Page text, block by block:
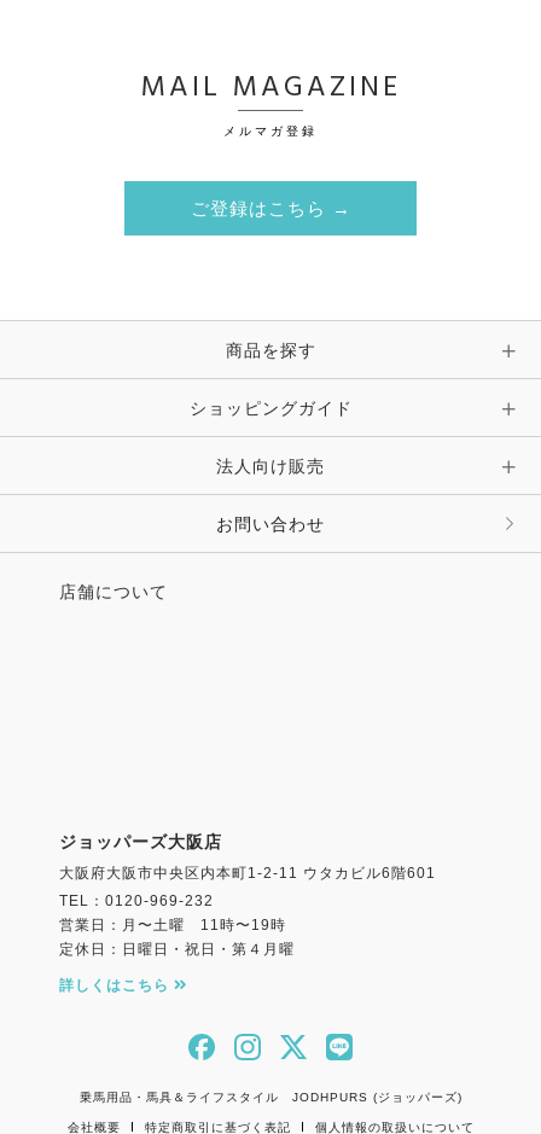
MAIL MAGAZINE
メルマガ登録
ご登録はこちら →
商品を探す
ショッピングガイド
法人向け販売
お問い合わせ
店舗について
ジョッパーズ大阪店
大阪府大阪市中央区内本町1-2-11 ウタカビル6階601
TEL：0120-969-232
営業日：月〜土曜 11時〜19時
定休日：日曜日・祝日・第４月曜
詳しくはこちら
乗馬用品・馬具＆ライフスタイル JODHPURS (ジョッパーズ)
会社概要 特定商取引に基づく表記 個人情報の取扱いについて